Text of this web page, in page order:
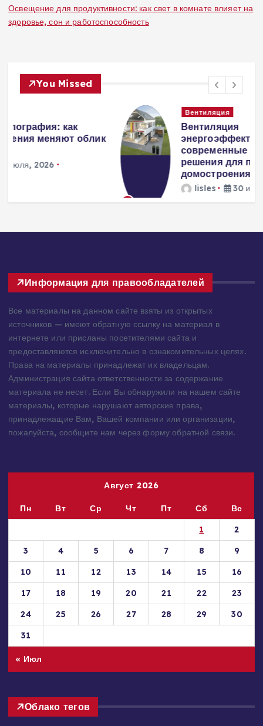
Освещение для продуктивности: как свет в комнате влияет на
здоровье, сон и работоспособность
You Missed
3
Вентиляция
энергоэффективного дома:
современные инженерные
решения для пассивного
домостроения
30 июля, 2026
207 views
Все материалы на данном сайте взяты из открытых
источников — имеют обратную ссылку на материал в
интернете или присланы посетителями сайта и
предоставляются исключительно в ознакомительных целях.
Права на материалы принадлежат их владельцам.
Администрация сайта ответственности за содержание
материала не несет. Если Вы обнаружили на нашем сайте
материалы, которые нарушают авторские права,
принадлежащие Вам, Вашей компании или организации,
Август 2026
Сб
Вс
1
2
3
4 5 6 7 8
9
10
11 12 13 14 15
16
17
18 19 20 21 22
23
24
31